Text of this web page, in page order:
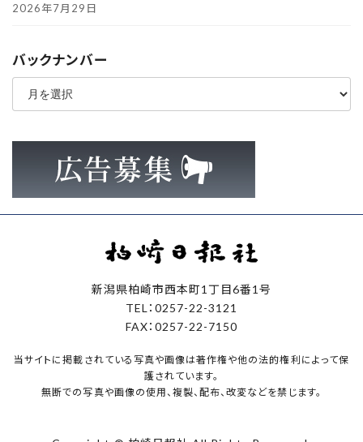
2026年7月29日
バックナンバー
ア
カ
ブ
新潟県柏崎市西本町1丁目6番1号
TEL：0257-22-3121
FAX：0257-22-7150
当サイトに掲載されている写真や画像は著作権や他の法的権利によって保
護されています。
無断での写真や画像の使用、複製、配布、改変などを禁じます。